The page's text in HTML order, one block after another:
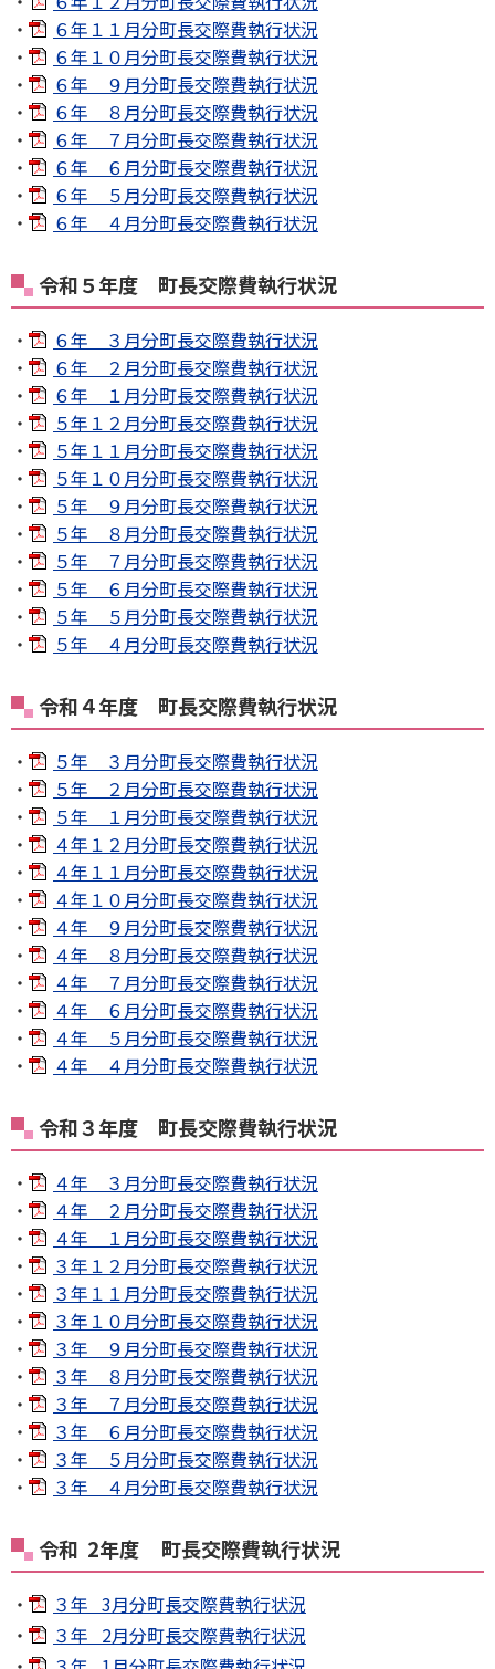
・
６年１１月分町長交際費執行状況
・
６年１０月分町長交際費執行状況
・
６年 ９月分町長交際費執行状況
・
６年 ８月分町長交際費執行状況
・
６年 ７月分町長交際費執行状況
・
６年 ６月分町長交際費執行状況
・
６年 ５月分町長交際費執行状況
・
６年 ４月分町長交際費執行状況
令和５年度 町長交際費執行状況
・
６年 ３月分町長交際費執行状況
・
６年 ２月分町長交際費執行状況
・
６年 １月分町長交際費執行状況
・
５年１２月分町長交際費執行状況
・
５年１１月分町長交際費執行状況
・
５年１０月分町長交際費執行状況
・
５年 ９月分町長交際費執行状況
・
５年 ８月分町長交際費執行状況
・
５年 ７月分町長交際費執行状況
・
５年 ６月分町長交際費執行状況
・
５年 ５月分町長交際費執行状況
・
５年 ４月分町長交際費執行状況
令和４年度 町長交際費執行状況
・
５年 ３月分町長交際費執行状況
・
５年 ２月分町長交際費執行状況
・
５年 １月分町長交際費執行状況
・
４年１２月分町長交際費執行状況
・
４年１１月分町長交際費執行状況
・
４年１０月分町長交際費執行状況
・
４年 ９月分町長交際費執行状況
・
４年 ８月分町長交際費執行状況
・
４年 ７月分町長交際費執行状況
・
４年 ６月分町長交際費執行状況
・
４年 ５月分町長交際費執行状況
・
４年 ４月分町長交際費執行状況
令和３年度 町長交際費執行状況
・
４年 ３月分町長交際費執行状況
・
４年 ２月分町長交際費執行状況
・
４年 １月分町長交際費執行状況
・
３年１２月分町長交際費執行状況
・
３年１１月分町長交際費執行状況
・
３年１０月分町長交際費執行状況
・
３年 ９月分町長交際費執行状況
・
３年 ８月分町長交際費執行状況
・
３年 ７月分町長交際費執行状況
・
３年 ６月分町長交際費執行状況
・
３年 ５月分町長交際費執行状況
・
３年 ４月分町長交際費執行状況
令和 2年度 町長交際費執行状況
３年 3月分町長交際費執行状況
３年 2月分町長交際費執行状況